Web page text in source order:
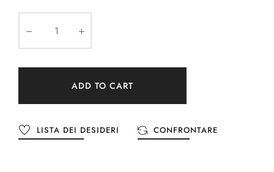
ADD TO CART
LISTA DEI DESIDERI CONFRONTARE